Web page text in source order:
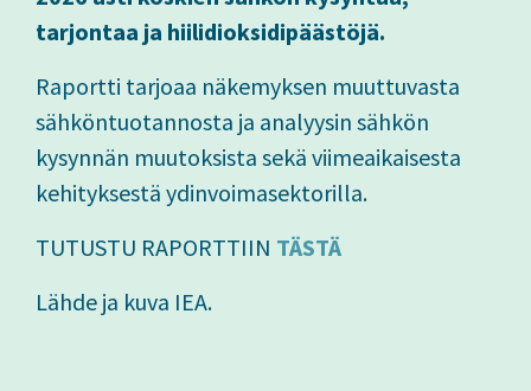
tarjontaa ja hiilidioksidipäästöjä.
Raportti tarjoaa näkemyksen muuttuvasta
sähköntuotannosta ja analyysin sähkön
kysynnän muutoksista sekä viimeaikaisesta
kehityksestä ydinvoimasektorilla.
TUTUSTU RAPORTTIIN TÄSTÄ
Lähde ja kuva IEA.